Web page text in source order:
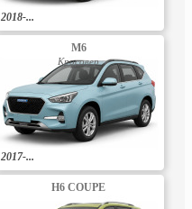
2018-...
M6
Кросовер
2017-...
H6 COUPE